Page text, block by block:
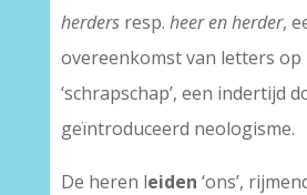
herdersresp. heer en herder,
overeenkomst van letters op
‘schrapschap’, een indertijd
geïntroduceerd neologisme.
De heren leiden ‘ons’,